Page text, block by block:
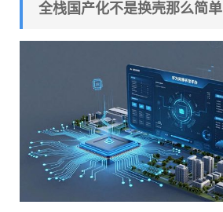
全栈国产化不是换壳那么简单